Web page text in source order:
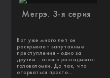
Мегрэ. 3-я серия
Вот уже много лет он
раскрывает запутанные
преступления - одно за
другим - словно разгадывает
головоломки. Да так, что
оторваться просто...